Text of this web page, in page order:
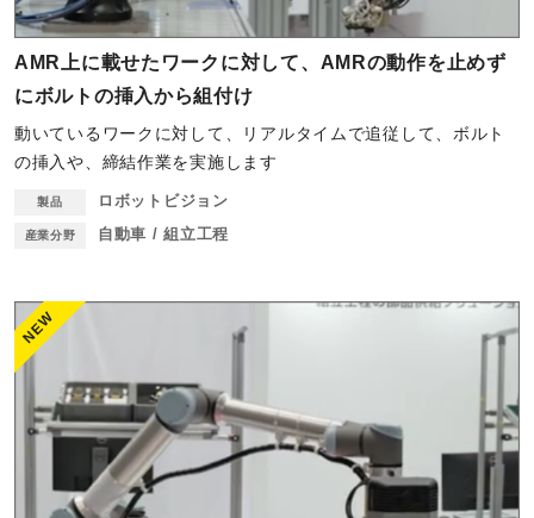
AMR上に載せたワークに対して、AMRの動作を止めず
にボルトの挿入から組付け
動いているワークに対して、リアルタイムで追従して、ボルト
の挿入や、締結作業を実施します
製品 ロボットビジョン
産業分野 自動車 / 組立工程
NEW